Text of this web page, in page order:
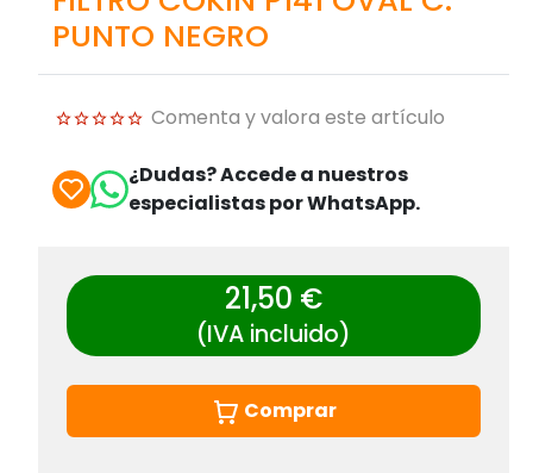
PUNTO NEGRO
Comenta y valora este artículo
¿Dudas? Accede a nuestros
especialistas por WhatsApp.
21,50 €
(IVA incluido)
Comprar